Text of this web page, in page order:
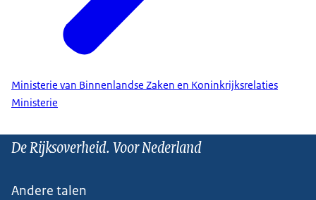
Ministerie van Binnenlandse Zaken en Koninkrijksrelaties
Ministerie
De Rijksoverheid. Voor Nederland
Andere talen